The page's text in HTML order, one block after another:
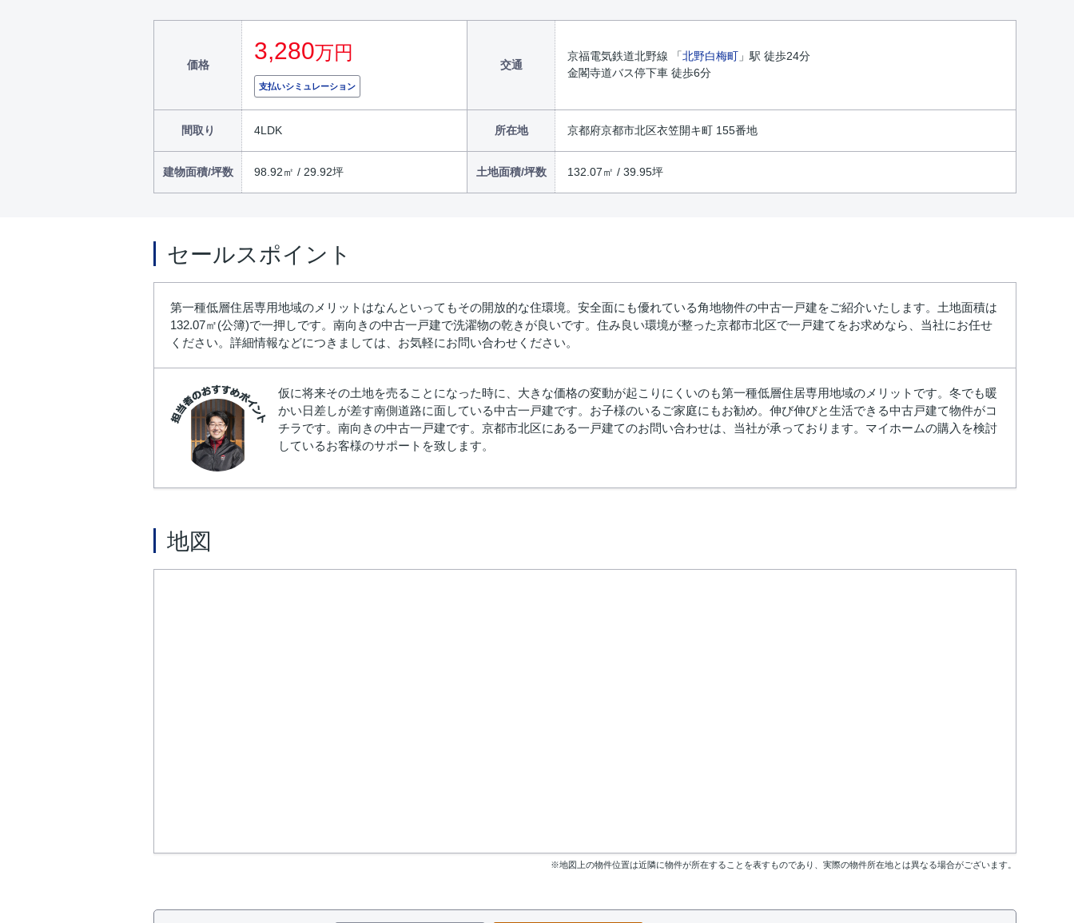
価格
3,280万円
支払いシミュレーション
交通
京福電気鉄道北野線 「北野白梅町 」駅 徒歩24分
金閣寺道バス停下車 徒歩6分
間取り 4LDK 所在地 京都府京都市北区衣笠開キ町 155番地
建物面積/坪数 98.92㎡ / 29.92坪 土地面積/坪数 132.07㎡ / 39.95坪
セールスポイント
第一種低層住居専用地域のメリットはなんといってもその開放的な住環境。安全面にも優れている角地物件の中古一戸建をご紹介いたします。土地面積は
132.07㎡(公簿)で一押しです。南向きの中古一戸建で洗濯物の乾きが良いです。住み良い環境が整った京都市北区で一戸建てをお求めなら、当社にお任せ
ください。詳細情報などにつきましては、お気軽にお問い合わせください。
仮に将来その土地を売ることになった時に、大きな価格の変動が起こりにくいのも第一種低層住居専用地域のメリットです。冬でも暖
かい日差しが差す南側道路に面している中古一戸建です。お子様のいるご家庭にもお勧め。伸び伸びと生活できる中古戸建て物件がコ
チラです。南向きの中古一戸建です。京都市北区にある一戸建てのお問い合わせは、当社が承っております。マイホームの購入を検討
しているお客様のサポートを致します。
地図
※地図上の物件位置は近隣に物件が所在することを表すものであり、実際の物件所在地とは異なる場合がございます。